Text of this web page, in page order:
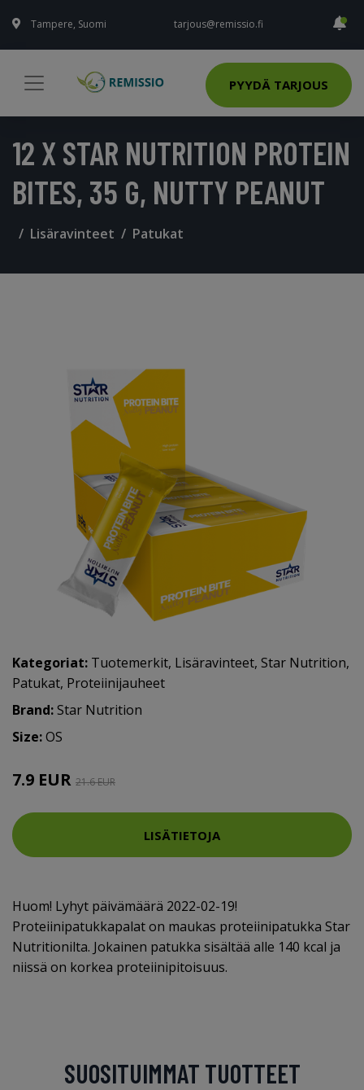
Tampere, Suomi tarjous@remissio.fi
PYYDÄ TARJOUS
12 X STAR NUTRITION PROTEIN
BITES, 35 G, NUTTY PEANUT
Lisäravinteet Patukat
Kategoriat: Tuotemerkit, Lisäravinteet, Star Nutrition,
Patukat, Proteiinijauheet
Brand:Star Nutrition
Size:OS
7.9 EUR 21.6 EUR
LISÄTIETOJA
Huom! Lyhyt päivämäärä 2022-02-19!
Proteiinipatukkapalat on maukas proteiinipatukka Star
Nutritionilta. Jokainen patukka sisältää alle 140 kcal ja
niissä on korkea proteiinipitoisuus.
SUOSITUIMMAT TUOTTEET